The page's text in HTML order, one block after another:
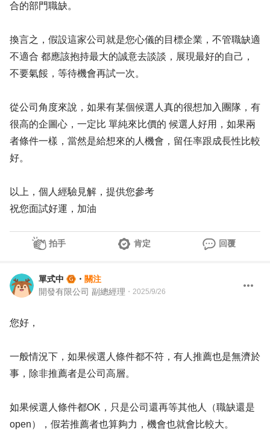
合的部門職缺。
換言之，假設這家公司就是您心儀的目標企業，不管職缺適
不適合 都應該抱持最大的誠意去談談，展現最好的自己，
不要氣餒，等待機會再試一次。
從公司角度來說，如果有某個候選人真的很想加入團隊，有
很高的企圖心，一定比 單純來比價的 候選人好用，如果兩
者條件一樣，當然是給想來的人機會，留任率跟成長性比較
好。
以上，個人經驗見解，提供您參考
祝您面試好運，加油
拍手 肯定 回覆
單式中 ・ 關注
開發有限公司 副總經理 ・ 2025/9/26
您好，
一般情況下，如果候選人條件都不符，有人推薦也是無濟於
事，除非推薦者是公司高層。
如果候選人條件都OK，只是公司還再等其他人（職缺還是
open），假若推薦者也算夠力，機會也就會比較大。